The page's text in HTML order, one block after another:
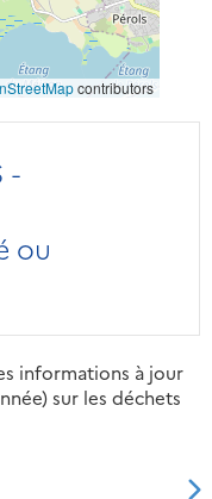
contributors
-
ou
informations à jour
sur les déchets